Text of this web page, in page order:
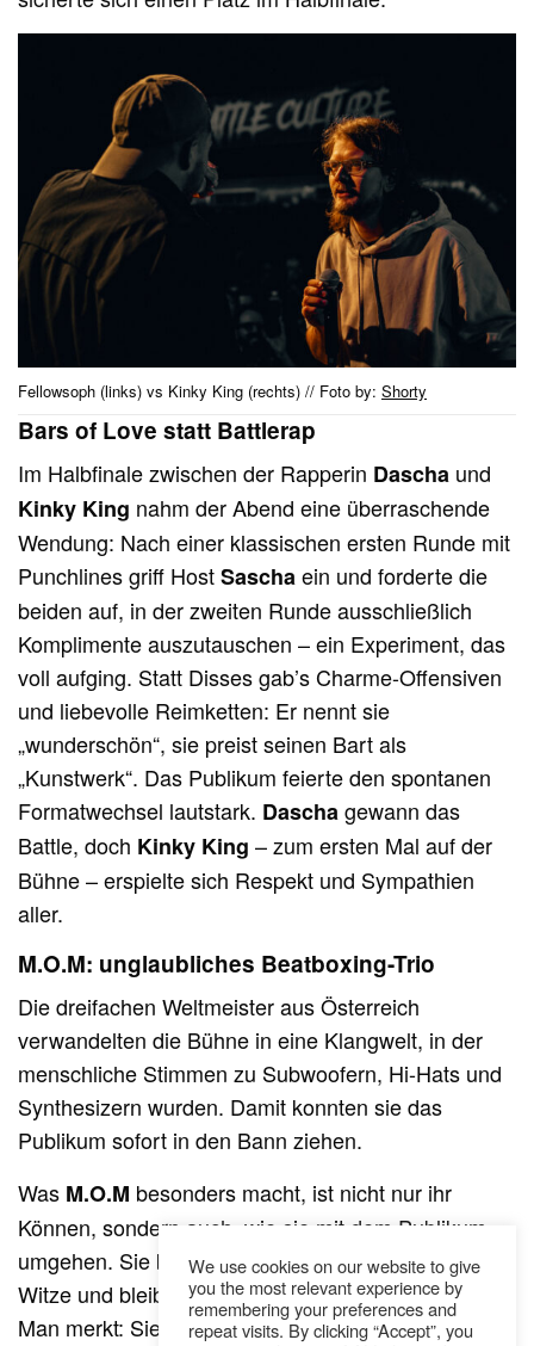
Fellowsoph (links) vs Kinky King (rechts) // Foto by: Shorty
Bars of Love statt Battlerap
Im Halbfinale zwischen der Rapperin Dascha und
Kinky King nahm der Abend eine überraschende
Wendung: Nach einer klassischen ersten Runde mit
Punchlines griff HostSaschaein und forderte die
beiden auf, in der zweiten Runde ausschließlich
Komplimente auszutauschen – ein Experiment, das
voll aufging. Statt Disses gab’s Charme-Offensiven
und liebevolle Reimketten: Er nennt sie
„wunderschön“, sie preist seinen Bart als
„Kunstwerk“. Das Publikum feierte den spontanen
Formatwechsel lautstark. Daschagewann das
Battle, doch Kinky King – zum ersten Mal auf der
Bühne – erspielte sich Respekt und Sympathien
aller.
M.O.M: unglaubliches Beatboxing-Trio
Die dreifachen Weltmeister aus Österreich
verwandelten die Bühne in eine Klangwelt, in der
menschliche Stimmen zu Subwoofern, Hi-Hats und
Synthesizern wurden. Damit konnten sie das
Publikum sofort in den Bann ziehen.
Was M.O.M besonders macht, ist nicht nur ihr
Können, sondern auch, wie sie mit dem Publikum
umgehen. Sie binden die Leute mit ein, machen
Witze und bleiben dabei immer locker und echt.
Man merkt: Sie haben Spaß auf der Bühne! Drei
We use cookies on our website to give
you the most relevant experience by
remembering your preferences and
repeat visits. By clicking “Accept”, you